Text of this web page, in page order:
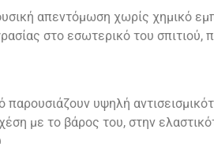
απεντόμωση χωρίς χημικό
στο εσωτερικό του
παρουσιάζουν υψηλή
με το βάρος του, στην